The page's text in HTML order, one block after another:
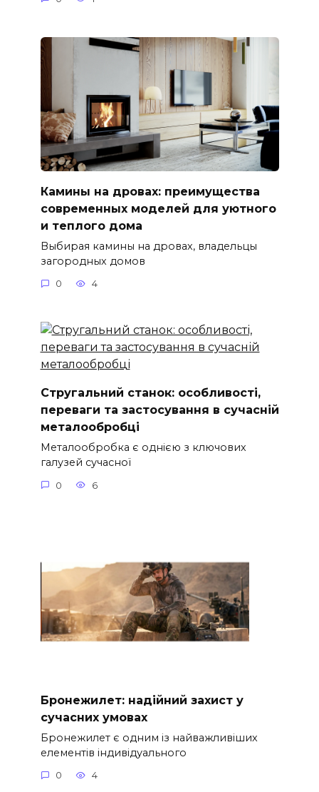
Камины на дровах: преимущества
современных моделей для уютного
и теплого дома
Выбирая камины на дровах, владельцы
загородных домов
0 4
Стругальний станок: особливості,
переваги та застосування в сучасній
металообробці
Металообробка є однією з ключових
галузей сучасної
0 6
Бронежилет: надійний захист у
сучасних умовах
Бронежилет є одним із найважливіших
елементів індивідуального
0 4